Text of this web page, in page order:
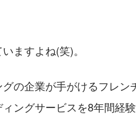
ますよね(笑)。
の企業が手がけるフレ
ングサービスを8年間経